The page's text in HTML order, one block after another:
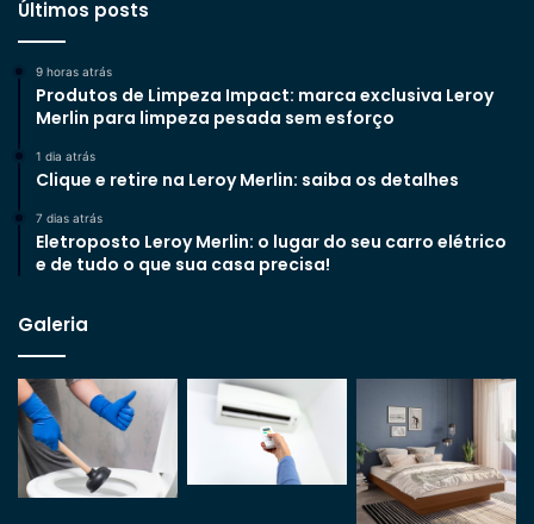
Últimos posts
9 horas atrás
Produtos de Limpeza Impact: marca exclusiva Leroy
Merlin para limpeza pesada sem esforço
1 dia atrás
Clique e retire na Leroy Merlin: saiba os detalhes
7 dias atrás
Eletroposto Leroy Merlin: o lugar do seu carro elétrico
e de tudo o que sua casa precisa!
Galeria